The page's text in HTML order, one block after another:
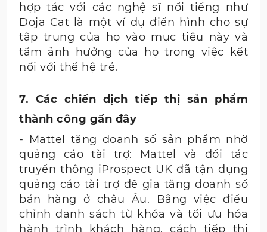
hợp tác với các nghệ sĩ nổi tiếng như
Doja Cat là một ví dụ điển hình cho sự
tập trung của họ vào mục tiêu này và
tầm ảnh hưởng của họ trong việc kết
nối với thế hệ trẻ.
7. Các chiến dịch tiếp thị sản phẩm
thành công gần đây
- Mattel tăng doanh số sản phẩm nhờ
quảng cáo tài trợ: Mattel và đối tác
truyền thông iProspect UK đã tận dụng
quảng cáo tài trợ để gia tăng doanh số
bán hàng ở châu Âu. Bằng việc điều
chỉnh danh sách từ khóa và tối ưu hóa
hành trình khách hàng, cách tiếp thị